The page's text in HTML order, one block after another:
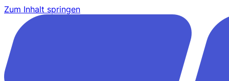
Zum Inhalt springen